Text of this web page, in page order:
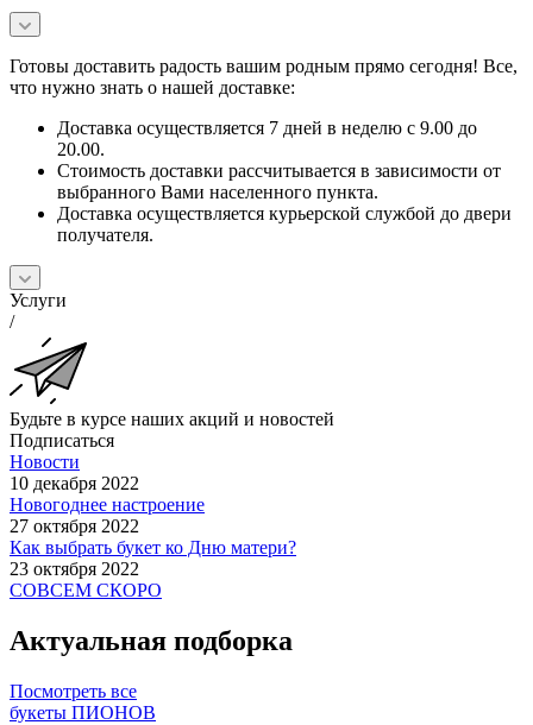
Готовы доставить радость вашим родным прямо сегодня! Все,
что нужно знать о нашей доставке:
Доставка осуществляется 7 дней в неделю с 9.00 до
20.00.
Стоимость доставки рассчитывается в зависимости от
выбранного Вами населенного пункта.
Доставка осуществляется курьерской службой до двери
получателя.
Услуги
/
Будьте в курсе наших акций и новостей
Подписаться
Новости
10 декабря 2022
Новогоднее настроение
27 октября 2022
Как выбрать букет ко Дню матери?
23 октября 2022
СОВСЕМ СКОРО
Актуальная подборка
Посмотреть все
букеты ПИОНОВ